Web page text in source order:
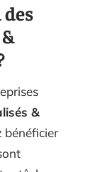
&
bénéficier